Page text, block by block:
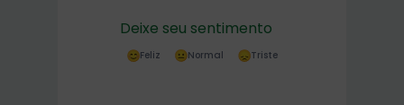
Deixe seu sentimento
Feliz Normal Triste